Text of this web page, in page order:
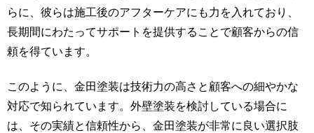
らに、彼らは施工後のアフターケアにも力を入れており、
長期間にわたってサポートを提供することで顧客からの信
頼を得ています。
このように、金田塗装は技術力の高さと顧客への細やかな
対応で知られています。外壁塗装を検討している場合に
は、その実績と信頼性から、金田塗装が非常に良い選択肢